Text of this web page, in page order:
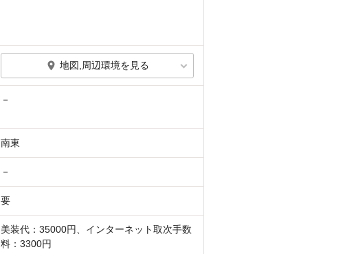
地図,周辺環境を見る
－
南東
－
要
美装代：35000円、インターネット取次手数
料：3300円